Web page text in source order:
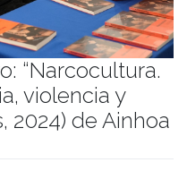
“Narcocultura.
violencia y
2024) de Ainhoa